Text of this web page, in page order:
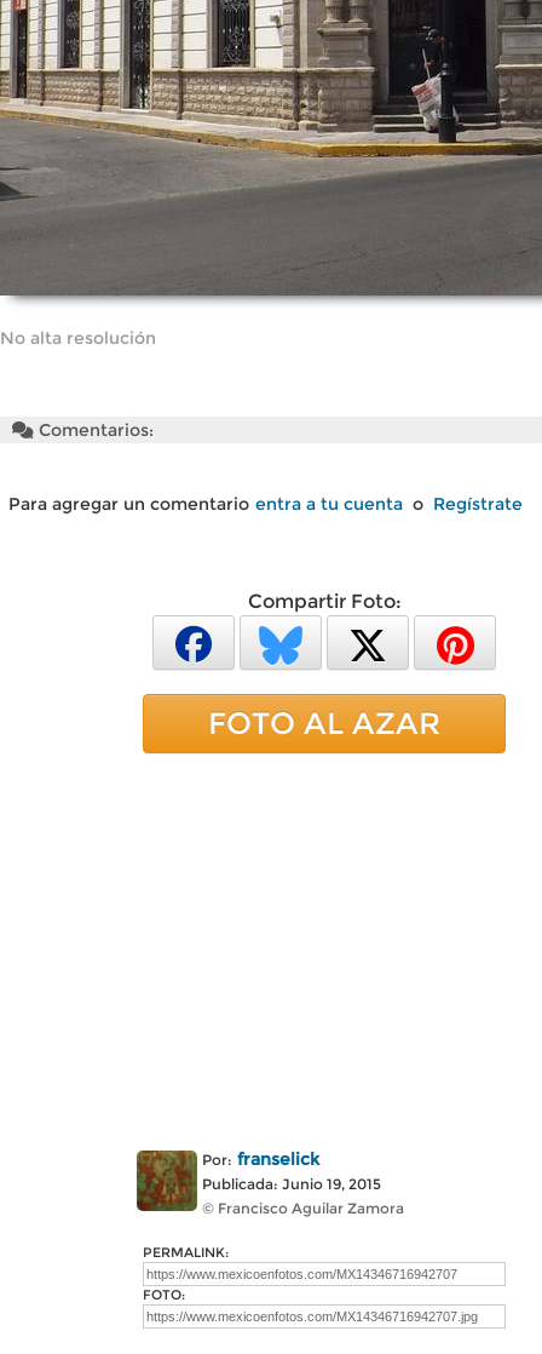
No alta resolución
Comentarios:
Para agregar un comentario entra a tu cuenta o Regístrate
Compartir Foto:
FOTO AL AZAR
Por: franselick
Publicada: Junio 19, 2015
© Francisco Aguilar Zamora
PERMALINK:
FOTO: